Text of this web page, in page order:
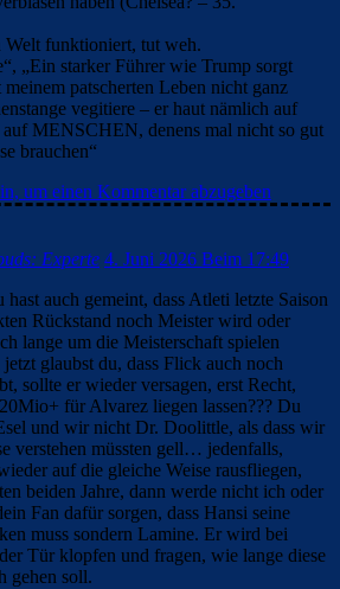
Welt funktioniert, tut weh.
„Ein starker Führer wie Trump sorgt
patscherten Leben nicht ganz
vegitiere – er haut nämlich auf
MENSCHEN, denens mal nicht so gut
brauchen“
um einen Kommentar abzugeben
Experte 4. Juni 2026 Beim 17:49
auch gemeint, dass Atleti letzte Saison
Rückstand noch Meister wird oder
lange um die Meisterschaft spielen
glaubst du, dass Flick auch noch
sollte er wieder versagen, erst Recht,
für Alvarez liegen lassen??? Du
und wir nicht Dr. Doolittle, als dass wir
verstehen müssten gell… jedenfalls,
auf die gleiche Weise rausfliegen,
beiden Jahre, dann werde nicht ich oder
Fan dafür sorgen, dass Hansi seine
muss sondern Lamine. Er wird bei
Tür klopfen und fragen, wie lange diese
gehen soll.